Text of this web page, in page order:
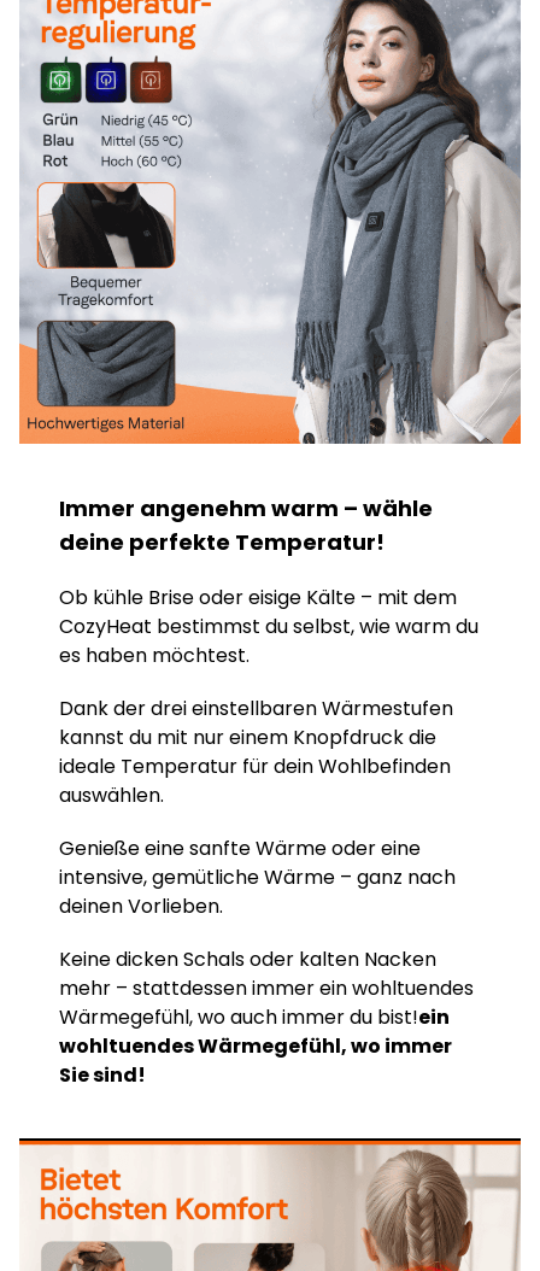
Immer angenehm warm – wähle
deine perfekte Temperatur!
Ob kühle Brise oder eisige Kälte – mit dem
CozyHeat bestimmst du selbst, wie warm du
es haben möchtest.
Dank der drei einstellbaren Wärmestufen
kannst du mit nur einem Knopfdruck die
ideale Temperatur für dein Wohlbefinden
auswählen.
Genieße eine sanfte Wärme oder eine
intensive, gemütliche Wärme – ganz nach
deinen Vorlieben.
Keine dicken Schals oder kalten Nacken
mehr – stattdessen immer ein wohltuendes
Wärmegefühl, wo auch immer du bist!ein
wohltuendes Wärmegefühl, wo immer
Sie sind!